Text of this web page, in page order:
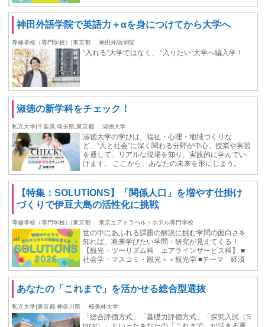
神田外語学院で英語力＋αを身につけてから大学へ
専修学校（専門学校）|東京都 神田外語学院
“入れる”大学ではなく、 “入りたい”大学へ編入学！
淑徳の新学科をチェック！
私立大学|千葉県,埼玉県,東京都 淑徳大学
淑徳大学の学びは、福祉・心理・地域づくりな
ど、“人と社会”に深く関わる分野が中心。授業や実習
を通して、リアルな現場を知り、実践的に学んでい
けます。 ここから、あなたの未来を形にしよう。
【特集：SOLUTIONS】「関係人口」を増やす仕掛け
づくりで伊豆大島の活性化に挑戦
専修学校（専門学校）|東京都 東京エアトラベル・ホテル専門学校
世の中にあふれる課題の解決に挑む学問の面白さを
知れば、将来学びたい学問・研究が見えてくる！
【観光・ツーリズム科 エアラインサービス科】 ■
社会学・マスコミ・観光＞＞観光学 ■テーマ 経済
あなたの「これまで」を活かせる総合型選抜
私立大学|東京都,神奈川県 桜美林大学
「総合評価方式」「基礎力評価方式」「探究入試（S